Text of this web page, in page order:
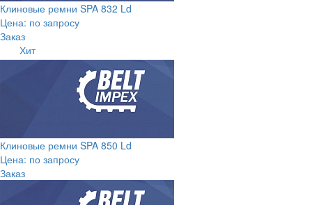
Клиновые ремни SPA 832 Ld
Цена: по запросу
Заказ
Хит
Клиновые ремни SPA 850 Ld
Цена: по запросу
Заказ